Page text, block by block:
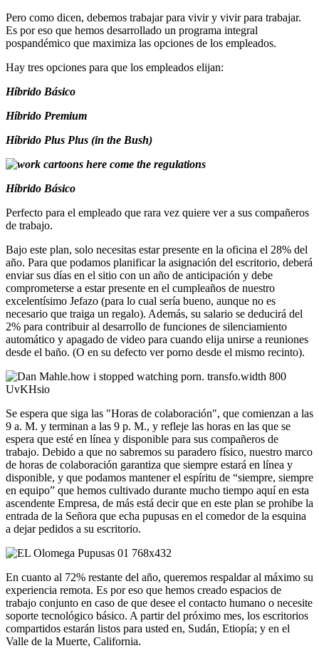
Pero como dicen, debemos trabajar para vivir y vivir para trabajar.
Es por eso que hemos desarrollado un programa integral
pospandémico que maximiza las opciones de los empleados.
Hay tres opciones para que los empleados elijan:
Híbrido Básico
Híbrido Premium
Híbrido Plus Plus (in the Bush)
Híbrido Básico
Perfecto para el empleado que rara vez quiere ver a sus compañeros
de trabajo.
Bajo este plan, solo necesitas estar presente en la oficina el 28% del
año. Para que podamos planificar la asignación del escritorio, deberá
enviar sus días en el sitio con un año de anticipación y debe
comprometerse a estar presente en el cumpleaños de nuestro
excelentísimo Jefazo (para lo cual sería bueno, aunque no es
necesario que traiga un regalo). Además, su salario se deducirá del
2% para contribuir al desarrollo de funciones de silenciamiento
automático y apagado de video para cuando elija unirse a reuniones
desde el baño. (O en su defecto ver porno desde el mismo recinto).
Se espera que siga las "Horas de colaboración", que comienzan a las
9 a. M. y terminan a las 9 p. M., y refleje las horas en las que se
espera que esté en línea y disponible para sus compañeros de
trabajo. Debido a que no sabremos su paradero físico, nuestro marco
de horas de colaboración garantiza que siempre estará en línea y
disponible, y que podamos mantener el espíritu de “siempre, siempre
en equipo” que hemos cultivado durante mucho tiempo aquí en esta
ascendente Empresa, de más está decir que en este plan se prohibe la
entrada de la Señora que echa pupusas en el comedor de la esquina
a dejar pedidos a su escritorio.
En cuanto al 72% restante del año, queremos respaldar al máximo su
experiencia remota. Es por eso que hemos creado espacios de
trabajo conjunto en caso de que desee el contacto humano o necesite
soporte tecnológico básico. A partir del próximo mes, los escritorios
compartidos estarán listos para usted en, Sudán, Etiopía; y en el
Valle de la Muerte, California.